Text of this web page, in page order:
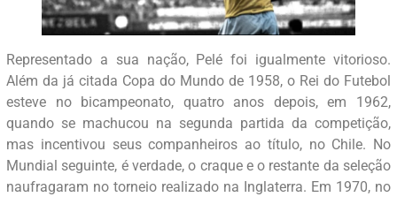
Representado a sua nação, Pelé foi igualmente vitorioso.
Além da já citada Copa do Mundo de 1958, o Rei do Futebol
esteve no bicampeonato, quatro anos depois, em 1962,
quando se machucou na segunda partida da competição,
mas incentivou seus companheiros ao título, no Chile. No
Mundial seguinte, é verdade, o craque e o restante da seleção
naufragaram no torneio realizado na Inglaterra. Em 1970, no